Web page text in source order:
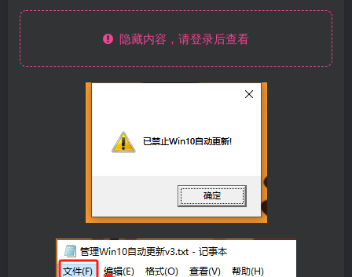
隐藏内容，请登录后查看